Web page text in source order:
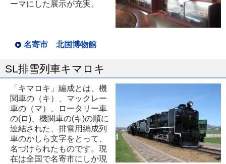
ーマにした展示が充実。
名寄市 北国博物館
SL排雪列車キマロキ
「キマロキ」編成とは、機
関車の（キ）、マックレー
車の（マ）、ロータリー車
の(ロ)、機関車の(キ)の順に
連結された、排雪用編成列
車のかしら文字をとって、
名づけられたものです。現
在は全国で名寄市にしか現